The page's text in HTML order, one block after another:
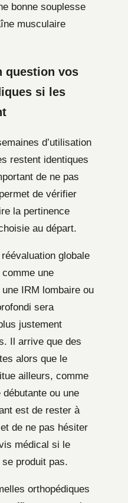
bonne souplesse
musculaire
question vos
si les
d’utilisation
restent identiques
de ne pas
de vérifier
la pertinence
au départ.
globale
une
IRM lombaire ou
sera
justement
Il arrive que des
alors que le
ailleurs, comme
ou une
est de rester à
de ne pas hésiter
médical si le
produit pas.
orthopédiques